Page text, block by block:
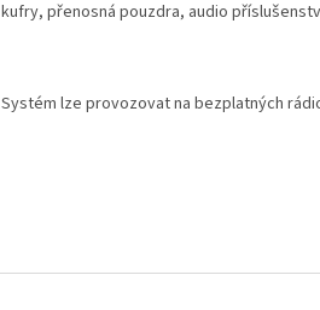
kufry, přenosná pouzdra, audio
Systém lze provozovat na bezplatných